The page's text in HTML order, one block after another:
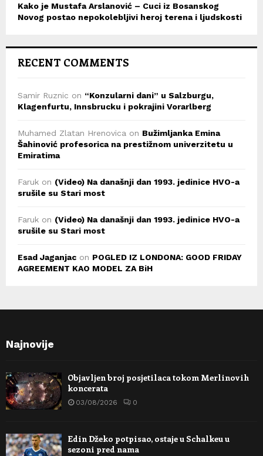
Kako je Mustafa Arslanović – Cuci iz Bosanskog
Novog postao nepokolebljivi heroj terena i ljudskosti
RECENT COMMENTS
Samir Ruznic on “Konzularni dani” u Salzburgu,
Klagenfurtu, Innsbrucku i pokrajini Vorarlberg
Muhamed Zlatan Hrenovica on Bužimljanka Emina
Šahinović profesorica na prestižnom univerzitetu u
Emiratima
Faruk on (Video) Na današnji dan 1993. jedinice HVO-a
srušile su Stari most
Faruk on (Video) Na današnji dan 1993. jedinice HVO-a
srušile su Stari most
Esad Jaganjac on POGLED IZ LONDONA: GOOD FRIDAY
AGREEMENT KAO MODEL ZA BiH
Najnovije
Objavljen broj posjetilaca tokom Merlinovih
koncerata
03/08/2026 0
Edin Džeko potpisao, ostaje u Schalkeu u
sezoni pred nama